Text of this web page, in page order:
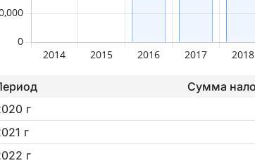
Сумма
г
г
г